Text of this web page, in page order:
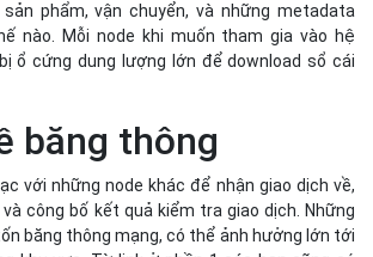
cần thiết là 500Mb download/1 ngày và 5Gb
độ trễ xác minh